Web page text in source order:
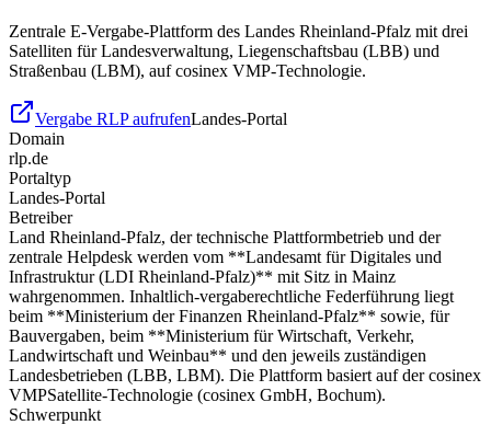
Zentrale E-Vergabe-Plattform des Landes Rheinland-Pfalz mit drei
Satelliten für Landesverwaltung, Liegenschaftsbau (LBB) und
Straßenbau (LBM), auf cosinex VMP-Technologie.
Vergabe RLP aufrufenLandes-Portal
Domain
rlp.de
Portaltyp
Landes-Portal
Betreiber
Land Rheinland-Pfalz, der technische Plattformbetrieb und der
zentrale Helpdesk werden vom **Landesamt für Digitales und
Infrastruktur (LDI Rheinland-Pfalz)** mit Sitz in Mainz
wahrgenommen. Inhaltlich-vergaberechtliche Federführung liegt
beim **Ministerium der Finanzen Rheinland-Pfalz** sowie, für
Bauvergaben, beim **Ministerium für Wirtschaft, Verkehr,
Landwirtschaft und Weinbau** und den jeweils zuständigen
Landesbetrieben (LBB, LBM). Die Plattform basiert auf der cosinex
VMPSatellite-Technologie (cosinex GmbH, Bochum).
Schwerpunkt